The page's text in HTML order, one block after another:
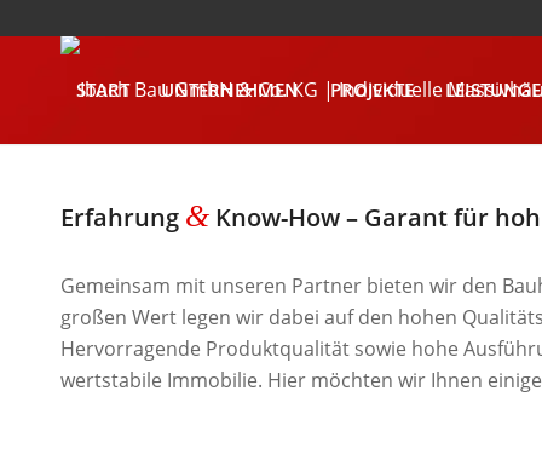
START UNTERNEHMEN PROJEKTE
Erfahrung & Know-How – Garant für
Gemeinsam mit unseren Partner bieten wir den
großen Wert legen wir dabei auf den hohen
Hervorragende Produktqualität sowie hohe
wertstabile Immobilie. Hier möchten wir Ihnen